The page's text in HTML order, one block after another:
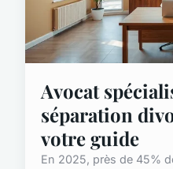
Avocat
séparation
votre guide
En 2025, près de 45%